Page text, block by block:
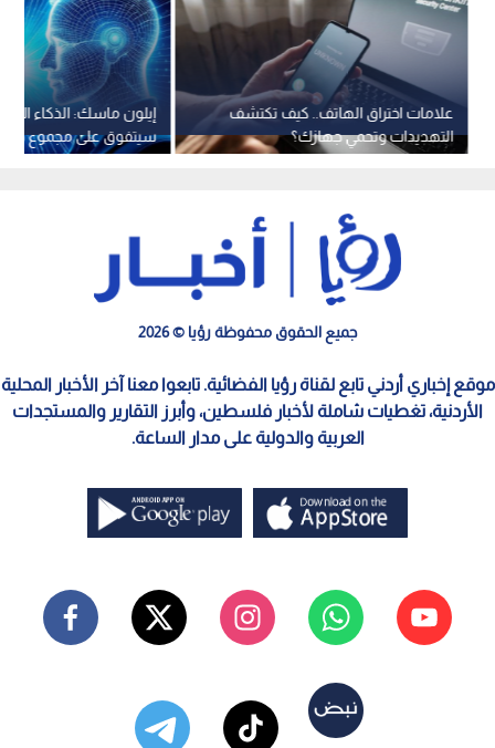
إيلون ماسك: الذكاء
سيتفوق على مجموع
5 سنوات
علامات اختراق الهاتف.. كيف تكتشف
التهديدات وتحمي جهازك؟
جميع الحقوق محفوظة رؤيا © 2026
موقع إخباري أردني تابع لقناة رؤيا الفضائية. تابعوا معنا آخر الأخبار المحلية
الأردنية، تغطيات شاملة لأخبار فلسطين، وأبرز التقارير والمستجدات
العربية والدولية على مدار الساعة.